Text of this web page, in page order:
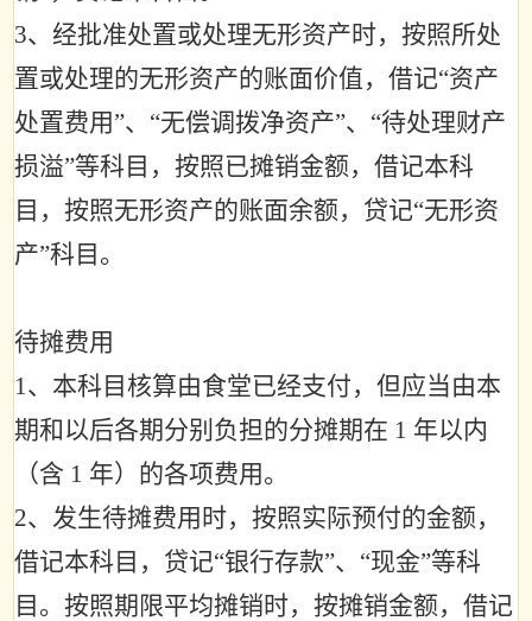
3、经批准处置或处理无形资产时，按照所处
置或处理的无形资产的账面价值，借记“资产
处置费用 ”、 “无偿调拨净资产”、 “待处理财产
损溢”等科目，按照已摊销金额，借记本科
目，按照无形资产的账面余额，贷记“无形资
产”科目。
待摊费用
1、本科目核算由食堂已经支付，但应当由本
期和以后各期分别负担的分摊期在 1 年以内
（含 1 年）的各项费用。
2、发生待摊费用时，按照实际预付的金额，
借记本科目，贷记“银行存款”、 “现金”等科
目。按照期限平均摊销时，按摊销金额，借记